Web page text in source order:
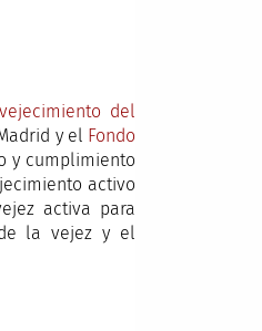
del
y el Fondo
y cumplimiento
activo
activa para
la vejez y el